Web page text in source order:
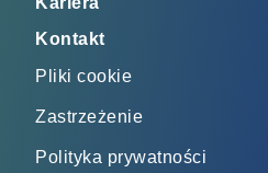
Kontakt
Pliki cookie
Zastrzeżenie
Polityka prywatności